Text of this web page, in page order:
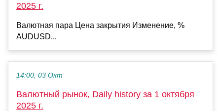
2025 г.
Валютная пара Цена закрытия Изменение, %
AUDUSD...
14:00, 03 Окт
Валютный рынок, Daily history за 1 октября
2025 г.